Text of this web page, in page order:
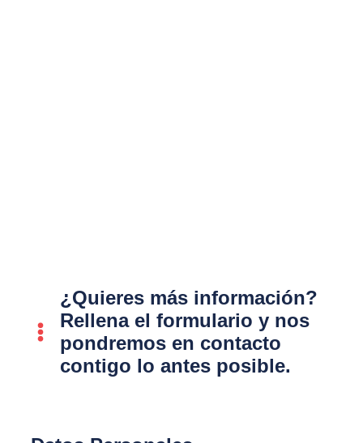
¿Quieres más información?
Rellena el formulario y nos
pondremos en contacto
contigo lo antes posible.